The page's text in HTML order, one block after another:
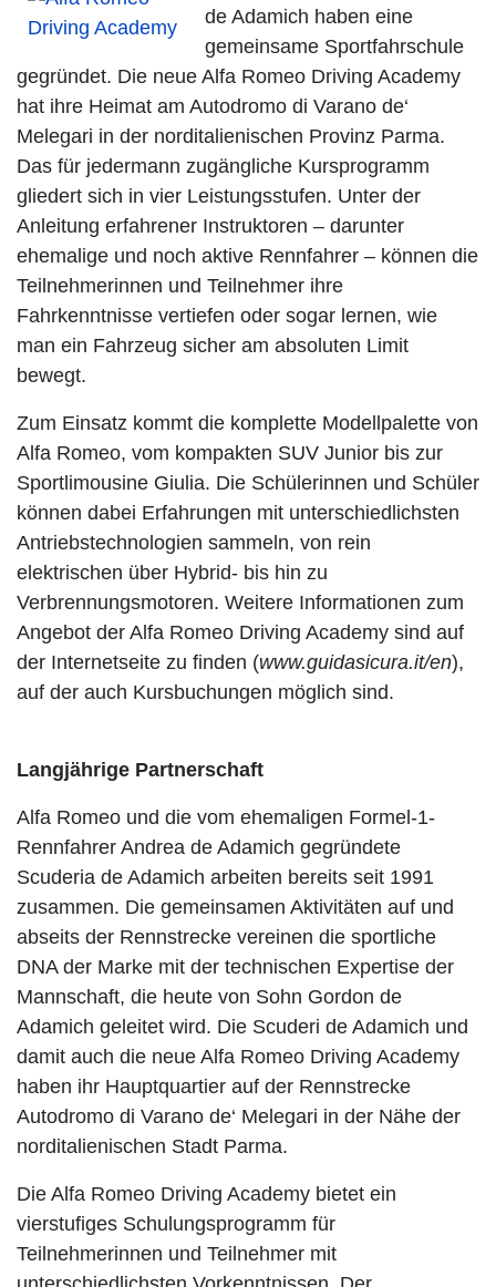
de Adamich haben eine
gemeinsame Sportfahrschule
gegründet. Die neue Alfa Romeo Driving Academy
hat ihre Heimat am Autodromo di Varano de‘
Melegari in der norditalienischen Provinz Parma.
Das für jedermann zugängliche Kursprogramm
gliedert sich in vier Leistungsstufen. Unter der
Anleitung erfahrener Instruktoren – darunter
ehemalige und noch aktive Rennfahrer – können die
Teilnehmerinnen und Teilnehmer ihre
Fahrkenntnisse vertiefen oder sogar lernen, wie
man ein Fahrzeug sicher am absoluten Limit
bewegt.
Zum Einsatz kommt die komplette Modellpalette von
Alfa Romeo, vom kompakten SUV Junior bis zur
Sportlimousine Giulia. Die Schülerinnen und Schüler
können dabei Erfahrungen mit unterschiedlichsten
Antriebstechnologien sammeln, von rein
elektrischen über Hybrid- bis hin zu
Verbrennungsmotoren. Weitere Informationen zum
Angebot der Alfa Romeo Driving Academy sind auf
der Internetseite zu finden (www.guidasicura.it/en),
auf der auch Kursbuchungen möglich sind.
Langjährige Partnerschaft
Alfa Romeo und die vom ehemaligen Formel-1-
Rennfahrer Andrea de Adamich gegründete
Scuderia de Adamich arbeiten bereits seit 1991
zusammen. Die gemeinsamen Aktivitäten auf und
abseits der Rennstrecke vereinen die sportliche
DNA der Marke mit der technischen Expertise der
Mannschaft, die heute von Sohn Gordon de
Adamich geleitet wird. Die Scuderi de Adamich und
damit auch die neue Alfa Romeo Driving Academy
haben ihr Hauptquartier auf der Rennstrecke
Autodromo di Varano de‘ Melegari in der Nähe der
norditalienischen Stadt Parma.
Die Alfa Romeo Driving Academy bietet ein
vierstufiges Schulungsprogramm für
Teilnehmerinnen und Teilnehmer mit